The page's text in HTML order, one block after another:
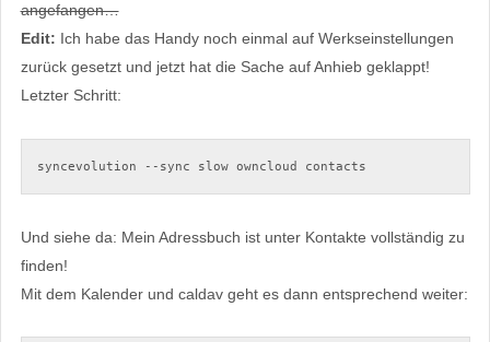
angefangen…
Edit: Ich habe das Handy noch einmal auf Werkseinstellungen
zurück gesetzt und jetzt hat die Sache auf Anhieb geklappt!
Letzter Schritt:
syncevolution --sync slow owncloud contacts
Und siehe da: Mein Adressbuch ist unter Kontakte vollständig zu
finden!
Mit dem Kalender und caldav geht es dann entsprechend weiter: